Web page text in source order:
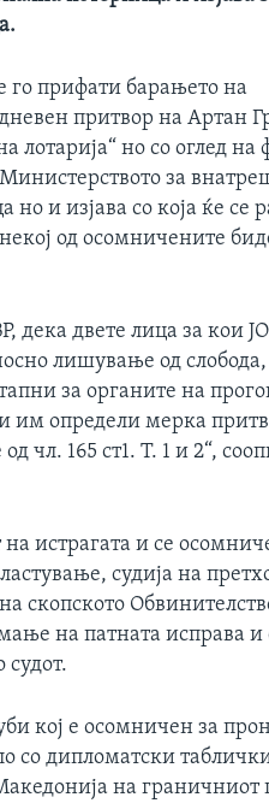
го прифати барањето на
притвор на Артан
но со оглед на
за
и изјава со која ќе се
од осомничените
дека двете лица за кои
лишување од слобода,
за органите на
им определи мерка
чл. 165 ст1. Т. 1 и 2“,
истрагата и се
судија на
скопското
на патната исправа и
кој е осомничен за
со дипломатски
на